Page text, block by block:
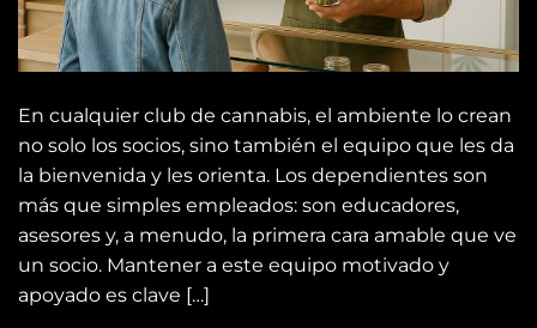
En cualquier club de cannabis, el ambiente lo crean
no solo los socios, sino también el equipo que les da
la bienvenida y les orienta. Los dependientes son
más que simples empleados: son educadores,
asesores y, a menudo, la primera cara amable que ve
un socio. Mantener a este equipo motivado y
apoyado es clave […]